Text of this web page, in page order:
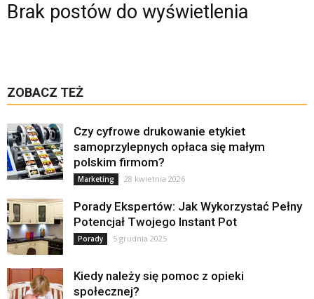
Brak postów do wyświetlenia
ZOBACZ TEŻ
Czy cyfrowe drukowanie etykiet
samoprzylepnych opłaca się małym
polskim firmom?
Marketing 28 kwietnia 2026
Porady Ekspertów: Jak Wykorzystać Pełny
Potencjał Twojego Instant Pot
Porady 5 grudnia 2025
Kiedy należy się pomoc z opieki
społecznej?